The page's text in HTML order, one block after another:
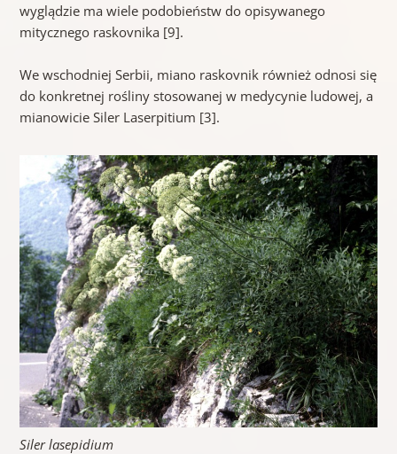
wyglądzie ma wiele podobieństw do opisywanego
mitycznego raskovnika [9].
We wschodniej Serbii, miano raskovnik również odnosi się
do konkretnej rośliny stosowanej w medycynie ludowej, a
mianowicie Siler Laserpitium [3].
Siler lasepidium